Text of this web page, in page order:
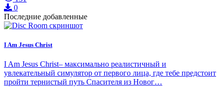
0
Последние добавленные
I Am Jesus Christ
I Am Jesus Christ– максимально реалистичный и
увлекательный симулятор от первого лица, где тебе предстоит
пройти тернистый путь Спасителя из Новог…